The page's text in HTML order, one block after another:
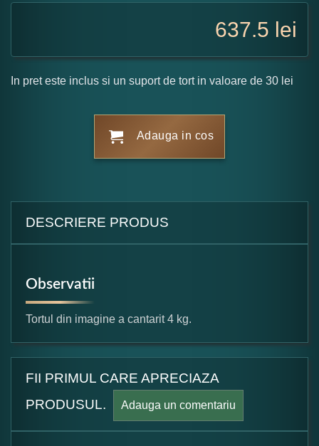
637.5 lei
In pret este inclus si un suport de tort in valoare de 30 lei
Adauga in cos
DESCRIERE PRODUS
Observatii
Tortul din imagine a cantarit 4 kg.
FII PRIMUL CARE APRECIAZA
PRODUSUL.
Adauga un comentariu